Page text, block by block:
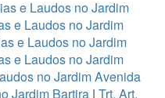
e Laudos no Jardim
e Laudos no Jardim
e Laudos no Jardim
e Laudos no Jardim
no Jardim Avenida
Jardim Bartira| Trt, Art,